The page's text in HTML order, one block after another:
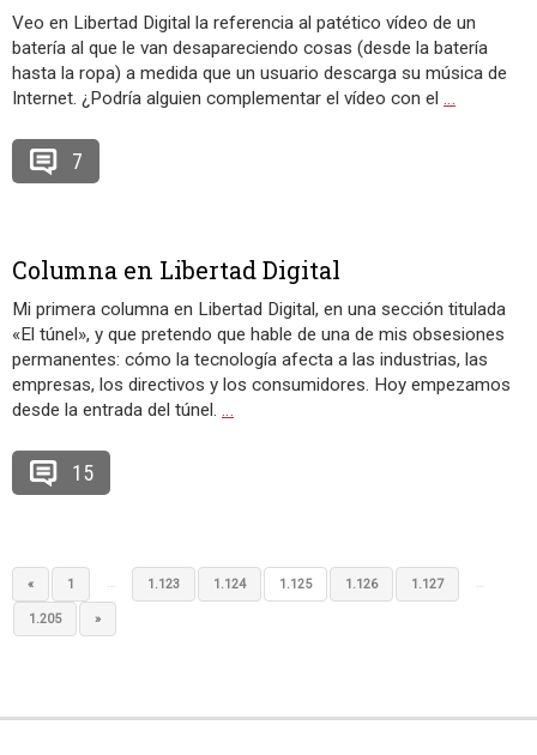
Veo en Libertad Digital la referencia al patético vídeo de un
batería al que le van desapareciendo cosas (desde la batería
hasta la ropa) a medida que un usuario descarga su música de
Internet. ¿Podría alguien complementar el vídeo con el …
7
Columna en Libertad Digital
Mi primera columna en Libertad Digital, en una sección titulada
«El túnel», y que pretendo que hable de una de mis obsesiones
permanentes: cómo la tecnología afecta a las industrias, las
empresas, los directivos y los consumidores. Hoy empezamos
desde la entrada del túnel. …
15
« 1 … 1.123 1.124 1.125 1.126 1.127 …
1.205 »